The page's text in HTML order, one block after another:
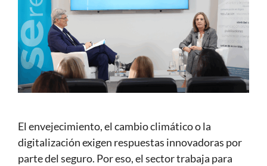
El envejecimiento, el cambio climático o la
digitalización exigen respuestas innovadoras por
parte del seguro. Por eso, el sector trabaja para